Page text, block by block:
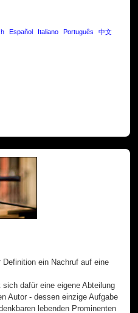
Español Italiano Português 中文
ein Nachruf auf eine
dafür eine eigene Abteilung
Autor - dessen einzige Aufgabe
lebenden Prominenten